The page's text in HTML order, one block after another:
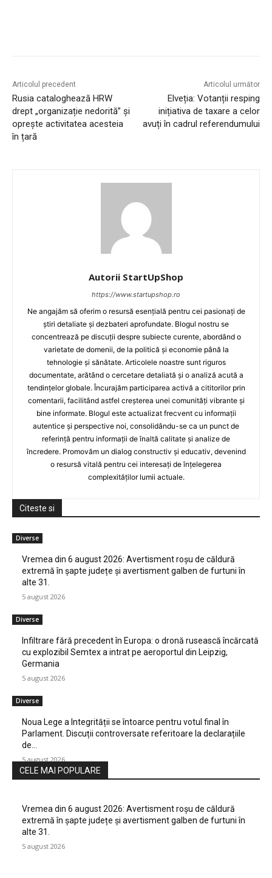
Articolul precedent
Rusia cataloghează HRW
drept „organizație nedorită” și
oprește activitatea acesteia
în țară
Articolul următor
Elveția: Votanții resping
inițiativa de taxare a celor
avuți în cadrul referendumului
Autorii StartUpShop
https://www.startupshop.ro
Ne angajăm să oferim o resursă esențială pentru cei pasionați de
știri detaliate și dezbateri aprofundate. Blogul nostru se
concentrează pe discuții despre subiecte curente, abordând o
varietate de domenii, de la politică și economie până la
tehnologie și sănătate. Articolele noastre sunt riguros
documentate, arătând o cercetare detaliată și o analiză acută a
tendințelor globale. Încurajăm participarea activă a cititorilor prin
comentarii, facilitând astfel creșterea unei comunități vibrante și
bine informate. Blogul este actualizat frecvent cu informații
autentice și perspective noi, consolidându-se ca un punct de
referință pentru informații de înaltă calitate și analize de
încredere. Promovăm un dialog constructiv și educativ, devenind
o resursă vitală pentru cei interesați de înțelegerea
complexităților lumii actuale.
Citeste si
Diverse
Vremea din 6 august 2026: Avertisment roșu de căldură
extremă în șapte județe și avertisment galben de furtuni în
alte 31.
5 august 2026
Diverse
Infiltrare fără precedent în Europa: o dronă rusească încărcată
cu explozibil Semtex a intrat pe aeroportul din Leipzig,
Germania
5 august 2026
Diverse
Noua Lege a Integrității se întoarce pentru votul final în
Parlament. Discuții controversate referitoare la declarațiile
de…
5 august 2026
CELE MAI POPULARE
Vremea din 6 august 2026: Avertisment roșu de căldură
extremă în șapte județe și avertisment galben de furtuni în
alte 31.
5 august 2026